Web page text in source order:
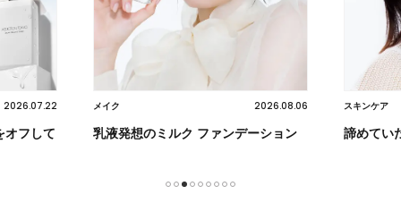
メイク
乳液発想のミルク ファンデーション
スキンケア
諦めていたシワに